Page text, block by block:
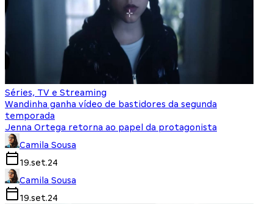
Séries, TV e Streaming
Wandinha ganha vídeo de bastidores da segunda
temporada
Jenna Ortega retorna ao papel da protagonista
Camila Sousa
19.set.24
Camila Sousa
19.set.24